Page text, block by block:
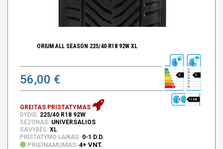
ORIUM ALL SEASON 225/40 R18 92W XL
56,00 € C C
71 DB
GREITAS PRISTATYMAS
DYDIS: 225/40 R18 92W
SEZONAS: UNIVERSALIOS
SAVYBĖS: XL
PRISTATYMO LAIKAS: 0-1 D.D.
PRIEINAMUMAS: 4+ VNT.